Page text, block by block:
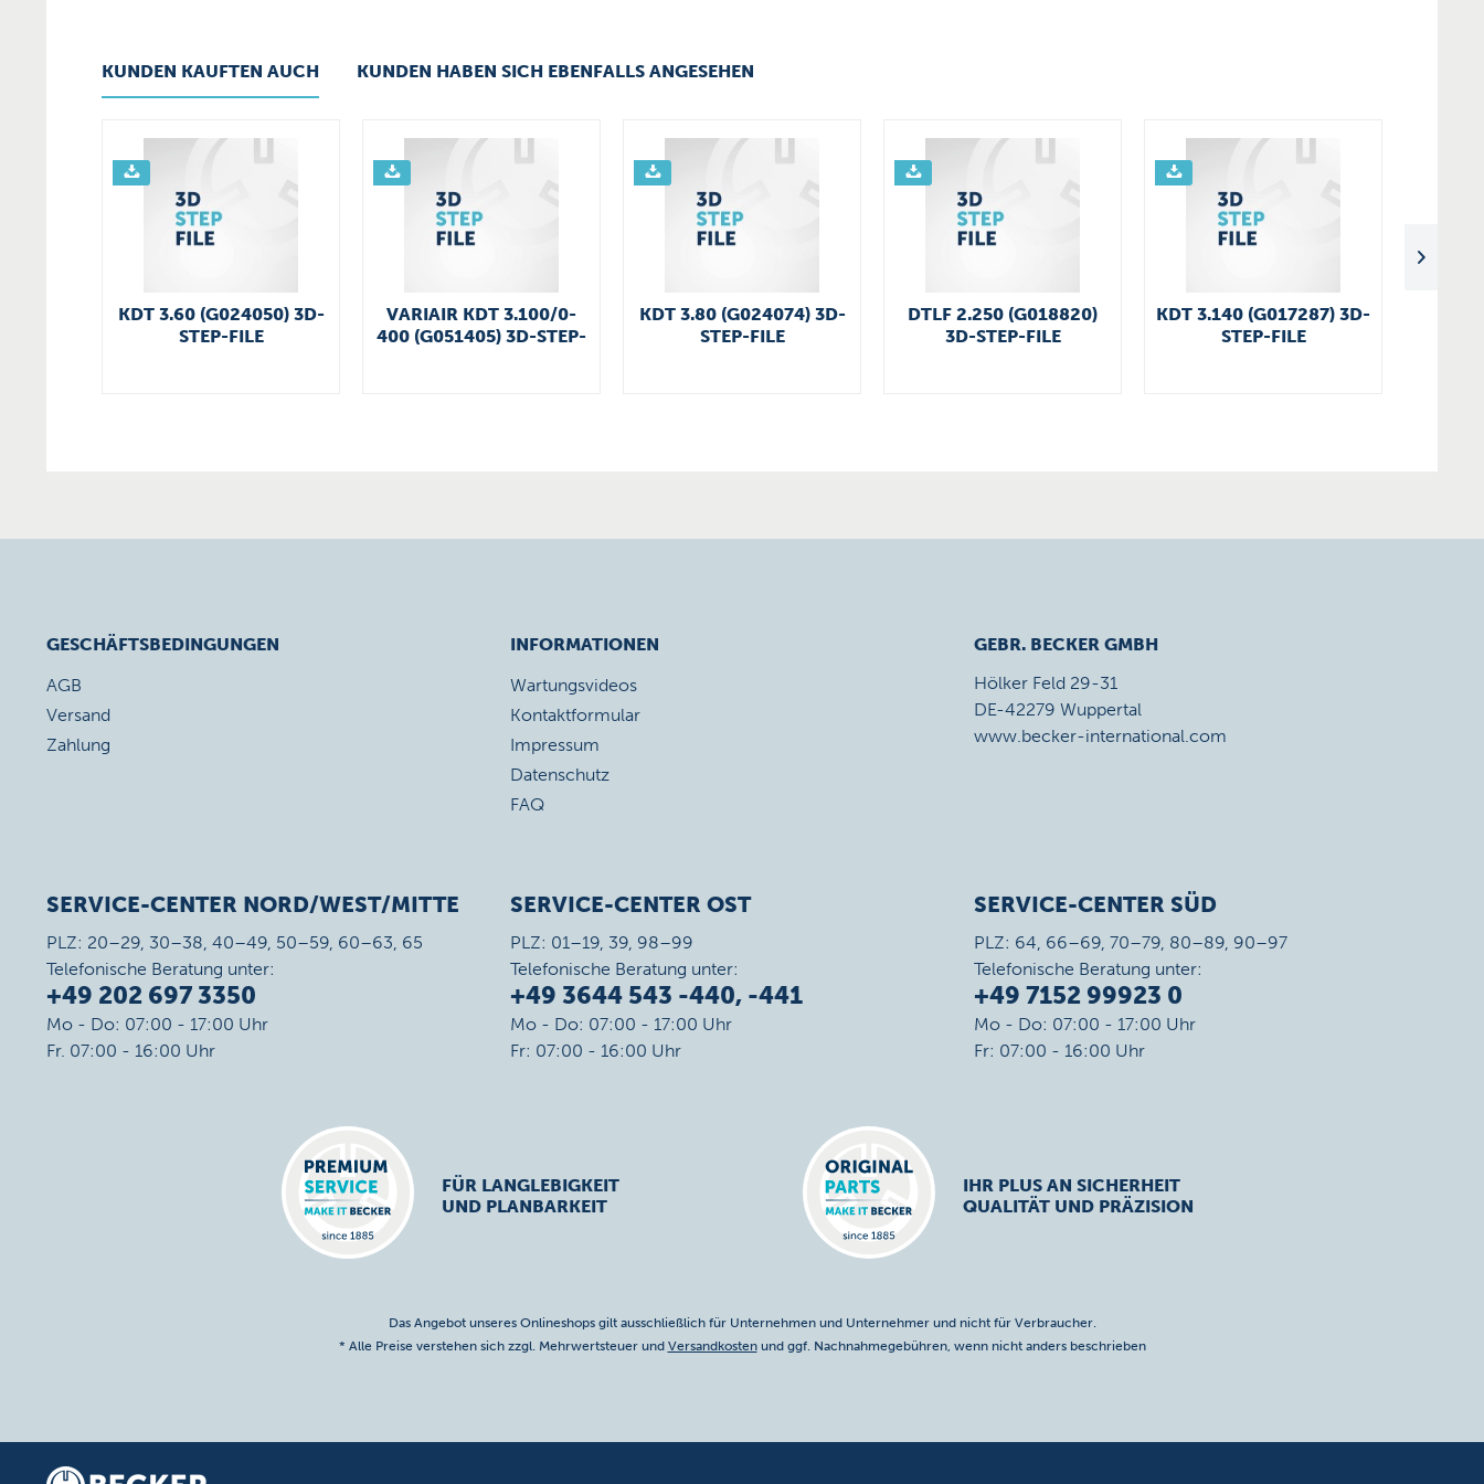
KUNDEN KAUFTEN AUCH KUNDEN HABEN SICH EBENFALLS ANGESEHEN
KDT 3.60 (G024050) 3D-
STEP-FILE
VARIAIR KDT 3.100/0-
400 (G051405) 3D-STEP-
KDT 3.80 (G024074) 3D-
STEP-FILE
DTLF 2.250 (G018820)
3D-STEP-FILE
KDT 3.140 (G017287) 3D-
STEP-FILE
GESCHÄFTSBEDINGUNGEN
AGB
Versand
Zahlung
INFORMATIONEN
Wartungsvideos
Kontaktformular
Impressum
Datenschutz
FAQ
GEBR. BECKER GMBH
Hölker Feld 29-31
DE-42279 Wuppertal
www.becker-international.com
SERVICE-CENTER NORD/WEST/MITTE
PLZ: 20–29, 30–38, 40–49, 50–59, 60–63, 65
Telefonische Beratung unter:
+49 202 697 3350
Mo - Do: 07:00 - 17:00 Uhr
Fr. 07:00 - 16:00 Uhr
SERVICE-CENTER OST
PLZ: 01–19, 39, 98–99
Telefonische Beratung unter:
+49 3644 543 -440, -441
Mo - Do: 07:00 - 17:00 Uhr
Fr: 07:00 - 16:00 Uhr
SERVICE-CENTER SÜD
PLZ: 64, 66–69, 70–79, 80–89, 90–97
Telefonische Beratung unter:
+49 7152 99923 0
Mo - Do: 07:00 - 17:00 Uhr
Fr: 07:00 - 16:00 Uhr
FÜR LANGLEBIGKEIT
UND PLANBARKEIT
IHR PLUS AN SICHERHEIT
QUALITÄT UND PRÄZISION
Das Angebot unseres Onlineshops gilt ausschließlich für Unternehmen und Unternehmer und nicht für Verbraucher.
* Alle Preise verstehen sich zzgl. Mehrwertsteuer und Versandkostenund ggf. Nachnahmegebühren, wenn nicht anders beschrieben